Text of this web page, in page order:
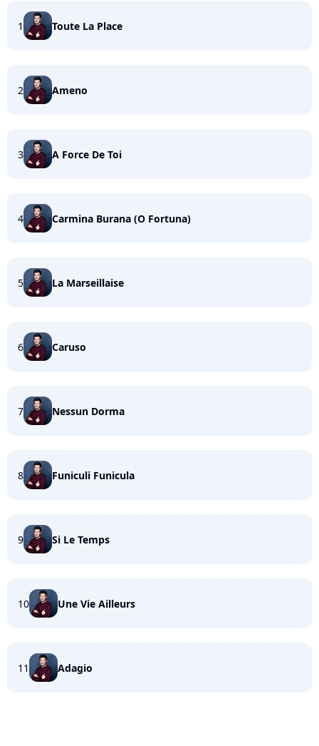
1 Toute La Place
2 Ameno
3 A Force De Toi
4 Carmina Burana (O Fortuna)
5 La Marseillaise
6 Caruso
7 Nessun Dorma
8 Funiculi Funicula
9 Si Le Temps
10 Une Vie Ailleurs
11 Adagio